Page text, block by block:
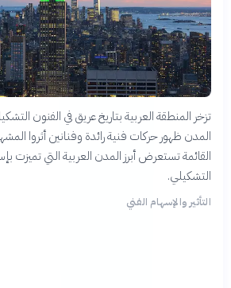
تزخر المنطقة العربية بتاريخ عريق في الفنون
المدن ظهور حركات فنية رائدة وفنانين أثروا
القائمة تستعرض أبرز المدن العربية التي تميزت
التشكيلي.
التأثير والإسهام الفني